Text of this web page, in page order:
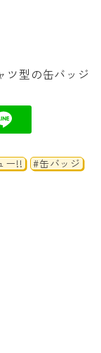
ツ型の缶バッジ
ー!!
#缶バッジ